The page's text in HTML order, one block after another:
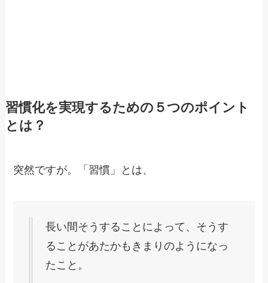
習慣化を実現するための５つのポイント
とは？
突然ですが。「習慣」とは、
長い間そうすることによって、そうす
ることがあたかもきまりのようになっ
たこと。